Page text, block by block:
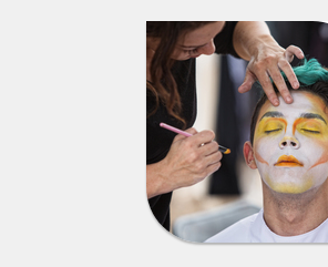
Kumla
Kungsbacka
Kungsör
Kungälv